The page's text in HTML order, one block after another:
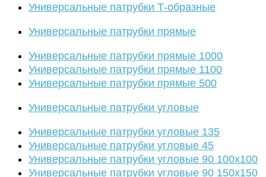
Универсальные патрубки Т-образные
Универсальные патрубки прямые
Универсальные патрубки прямые 1000
Универсальные патрубки прямые 1100
Универсальные патрубки прямые 500
Универсальные патрубки угловые
Универсальные патрубки угловые 135
Универсальные патрубки угловые 45
Универсальные патрубки угловые 90 100х100
Универсальные патрубки угловые 90 150х150